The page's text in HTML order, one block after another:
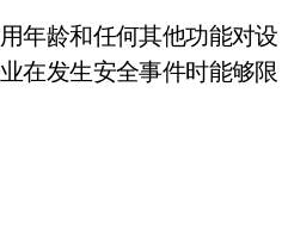
年龄和任何其他功能对设
在发生安全事件时能够限